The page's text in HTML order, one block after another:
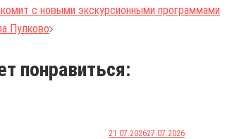
с новыми экскурсионными программами
Пулково
понравиться:
21.07.202627.07.2026